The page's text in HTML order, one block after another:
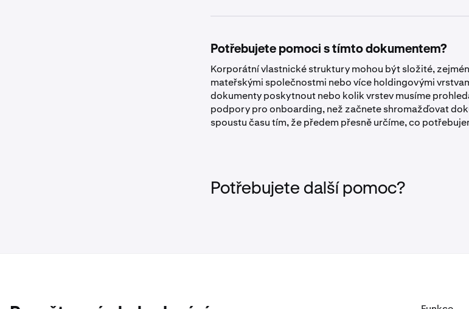
Potřebujete pomoci s tímto dokumentem?
Korporátní vlastnické struktury mohou být složité,
mateřskými společnostmi nebo více holdingovými
dokumenty poskytnout nebo kolik vrstev musíme
podpory pro onboarding, než začnete shromažďovat
spoustu času tím, že předem přesně určíme, co
Potřebujete další pomoc?